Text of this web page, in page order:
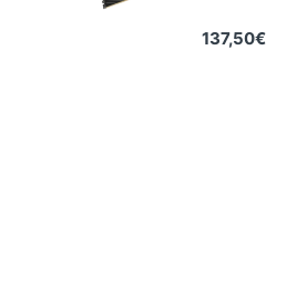
137,50€